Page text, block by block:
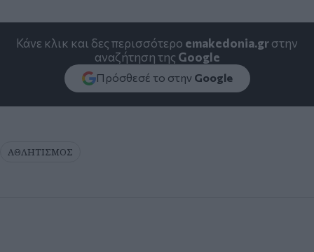
Κάνε κλικ και δες περισσότερο emakedonia.grστην
αναζήτηση της Google
Πρόσθεσέ το στην Google
ΑΘΛΗΤΙΣΜΟΣ